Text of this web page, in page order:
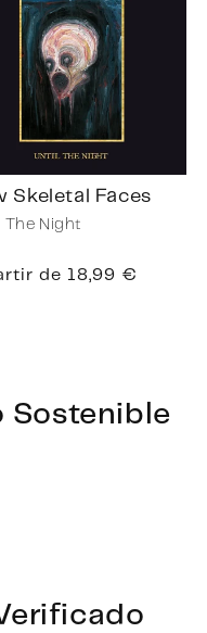
Skeletal Faces
The Night
de 18,99 €
Sostenible